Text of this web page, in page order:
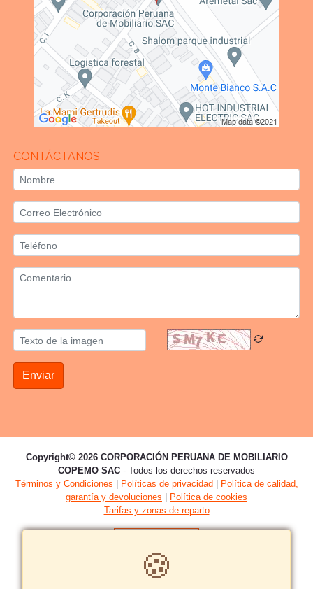
CONTÁCTANOS
Enviar
Copyright© 2026 CORPORACIÓN PERUANA DE MOBILIARIO
COPEMO SAC - Todos los derechos reservados
Términos y Condiciones
Políticas de privacidad
Política de calidad,
garantía y devoluciones
Política de cookies
Tarifas y zonas de reparto
🍪